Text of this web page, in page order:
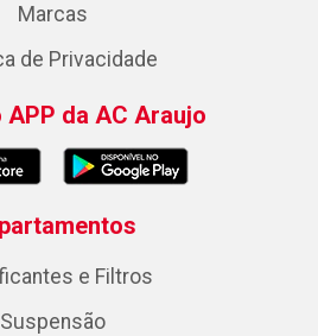
Marcas
de Privacidade
APP da AC Araujo
e Filtros
Suspensão